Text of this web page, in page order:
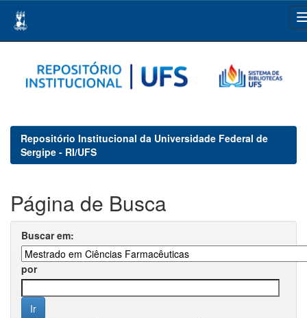
navigation
Repositório Institucional da Universidade Federal de
Sergipe - RI/UFS
Página de Busca
Buscar em:
por